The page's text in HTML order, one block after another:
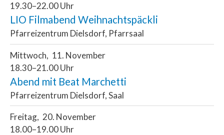
19.30–22.00 Uhr
LIO Filmabend Weihnachtspäckli
Pfarreizentrum Dielsdorf, Pfarrsaal
Mittwoch 11 November
18.30–21.00 Uhr
Abend mit Beat Marchetti
Pfarreizentrum Dielsdorf, Saal
Freitag 20 November
18.00–19.00 Uhr